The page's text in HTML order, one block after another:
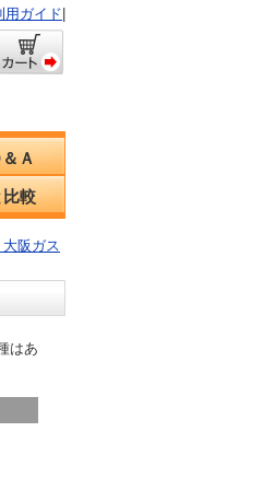
用ガイド
Ａ
較
大阪ガス
はあ